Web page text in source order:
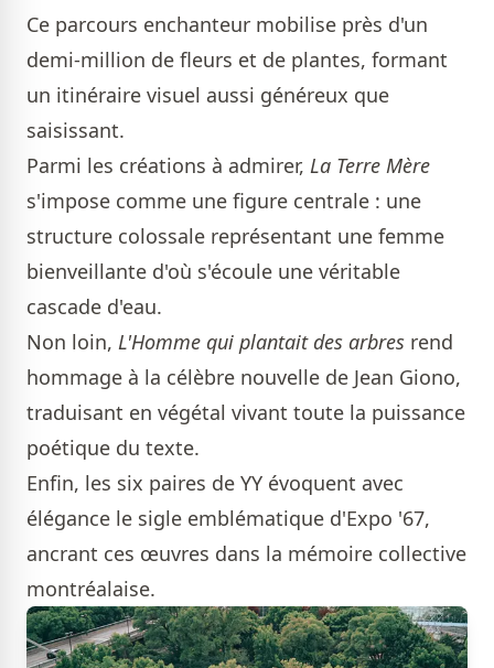
Ce parcours enchanteur mobilise près d'un
demi-million de fleurs et de plantes, formant
un itinéraire visuel aussi généreux que
saisissant.
Parmi les créations à admirer, La Terre Mère
s'impose comme une figure centrale : une
structure colossale représentant une femme
bienveillante d'où s'écoule une véritable
cascade d'eau.
Non loin, L'Homme qui plantait des arbres rend
hommage à la célèbre nouvelle de Jean Giono,
traduisant en végétal vivant toute la puissance
poétique du texte.
Enfin, les six paires de YY évoquent avec
élégance le sigle emblématique d'Expo '67,
ancrant ces œuvres dans la mémoire collective
montréalaise.